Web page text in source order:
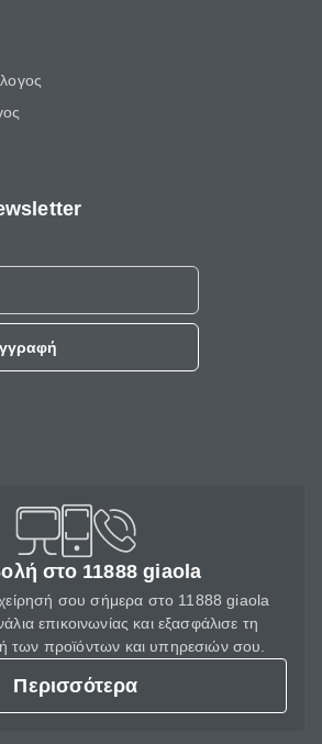
στο 11888 giaola
σου σήμερα στο 11888 giaola
επικοινωνίας και εξασφάλισε τη
των προϊόντων και υπηρεσιών σου.
Περισσότερα